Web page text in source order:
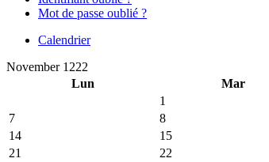
Mot de passe oublié ?
Calendrier
November 1222
Lun
Mar
1
7
8
14
15
21
22